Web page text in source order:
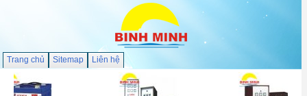
Trang chủ Sitemap Liên hệ